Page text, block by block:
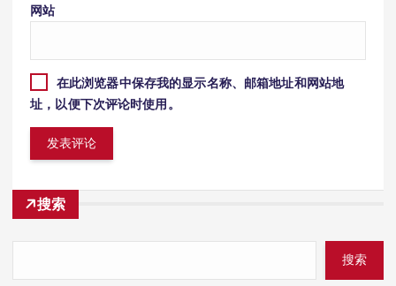
网站
在此浏览器中保存我的显示名称、邮箱地址和网站地
址，以便下次评论时使用。
搜索
搜索